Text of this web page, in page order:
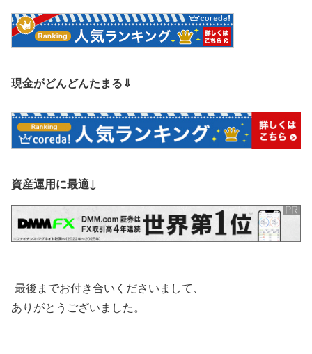
現金がどんどんたまる⇓
資産運用に最適↓
最後までお付き合いくださいまして、
ありがとうございました。